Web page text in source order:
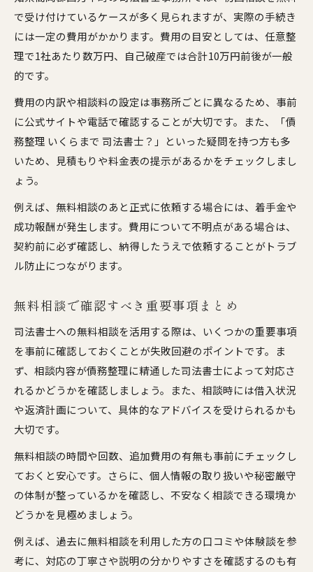
で受け付けているケースが多く見られますが、実際の手続き
には一定の費用がかかります。費用の目安としては、任意整
理で1社あたり数万円、自己破産では合計10万円前後が一般
的です。
費用の内訳や相談料の設定は事務所ごとに異なるため、事前
に公式サイトや電話で確認することが大切です。また、「債
務整理 いくらまで 司法書士？」といった疑問を持つ方も多
いため、見積もりや料金表の提示があるかをチェックしまし
ょう。
例えば、無料相談のあと正式に依頼する場合には、着手金や
成功報酬が発生します。費用について不明点がある場合は、
契約前に必ず確認し、納得したうえで依頼することがトラブ
ル防止につながります。
無料相談で確認すべき重要事項まとめ
司法書士への無料相談を活用する際は、いくつかの重要事項
を事前に確認しておくことが失敗回避のポイントです。ま
ず、相談内容が債務整理に精通した司法書士によって対応さ
れるかどうかを確認しましょう。また、相談時には借入状況
や返済計画について、具体的なアドバイスを受けられるかも
大切です。
無料相談の時間や回数、追加費用の有無も事前にチェックし
ておくと安心です。さらに、個人情報の取り扱いや秘密厳守
の体制が整っているかを確認し、不安なく相談できる環境か
どうかを見極めましょう。
例えば、過去に無料相談を利用した方の口コミや体験談を参
考に、対応の丁寧さや説明の分かりやすさを確認するのも有